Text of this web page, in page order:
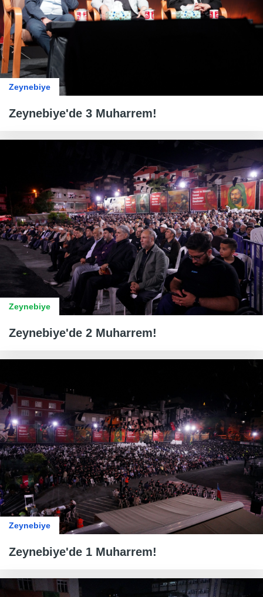
Zeynebiye
Zeynebiye'de 3 Muharrem!
Zeynebiye
Zeynebiye'de 2 Muharrem!
Zeynebiye
Zeynebiye'de 1 Muharrem!